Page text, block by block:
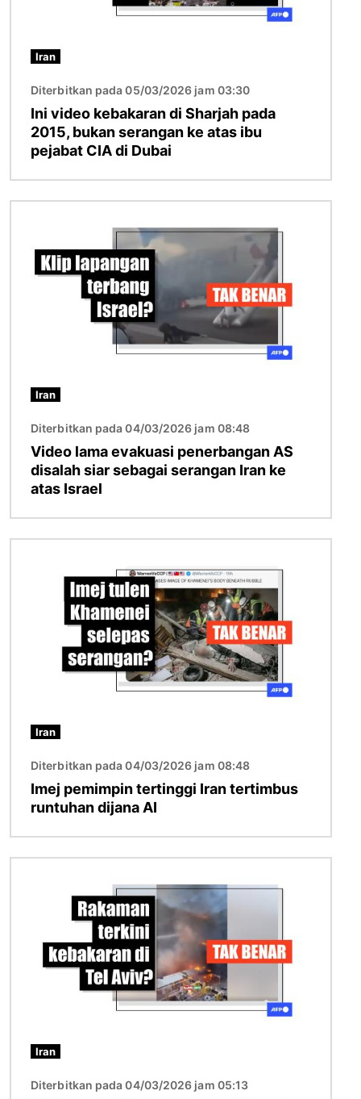
Iran
Diterbitkan pada 05/03/2026 jam 03:30
Ini video kebakaran di Sharjah pada
2015, bukan serangan ke atas ibu
pejabat CIA di Dubai
Iran
Diterbitkan pada 04/03/2026 jam 08:48
Video lama evakuasi penerbangan AS
disalah siar sebagai serangan Iran ke
atas Israel
Iran
Diterbitkan pada 04/03/2026 jam 08:48
Imej pemimpin tertinggi Iran tertimbus
runtuhan dijana AI
Iran
Diterbitkan pada 04/03/2026 jam 05:13